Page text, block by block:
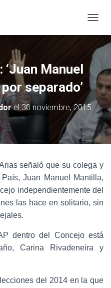
Manuel
separado’
el30 noviembre, 2015
señaló que su colega y
Juan Manuel Mantilla,
independientemente del
las hace en solitario, sin
dentro del Concejo está
Carina Rivadeneira y
del 2014 en la que